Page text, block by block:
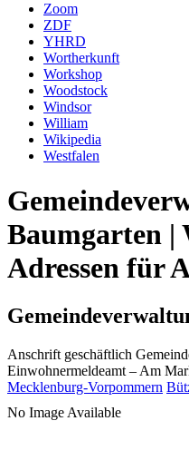
Zoom
ZDF
YHRD
Wortherkunft
Workshop
Woodstock
Windsor
William
Wikipedia
Westfalen
Baumgarten |
Adressen für
Anschrift geschäftlich
Einwohnermeldeamt – Am
Mecklenburg-Vorpommern
No Image Available